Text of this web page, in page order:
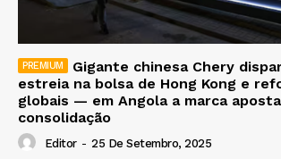
Gigante chinesa Chery
estreia na bolsa de Hong Kong e
globais — em Angola a marca
consolidação
Editor - 25 De Setembro, 2025